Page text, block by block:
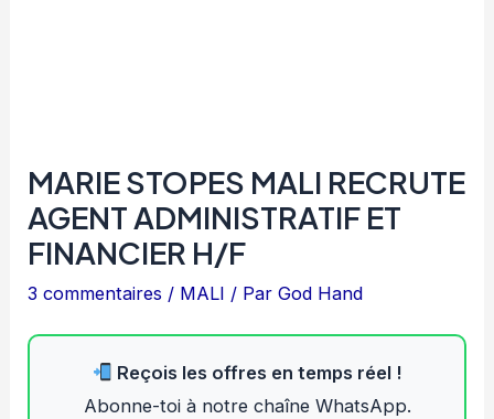
MARIE STOPES MALI RECRUTE
AGENT ADMINISTRATIF ET
FINANCIER H/F
3 commentaires / MALI / ParGod Hand
Reçois les offres en temps réel !
Abonne-toi à notre chaîne WhatsApp.